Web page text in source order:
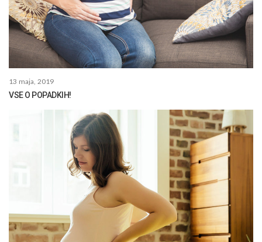
13 maja, 2019
VSE O POPADKIH!